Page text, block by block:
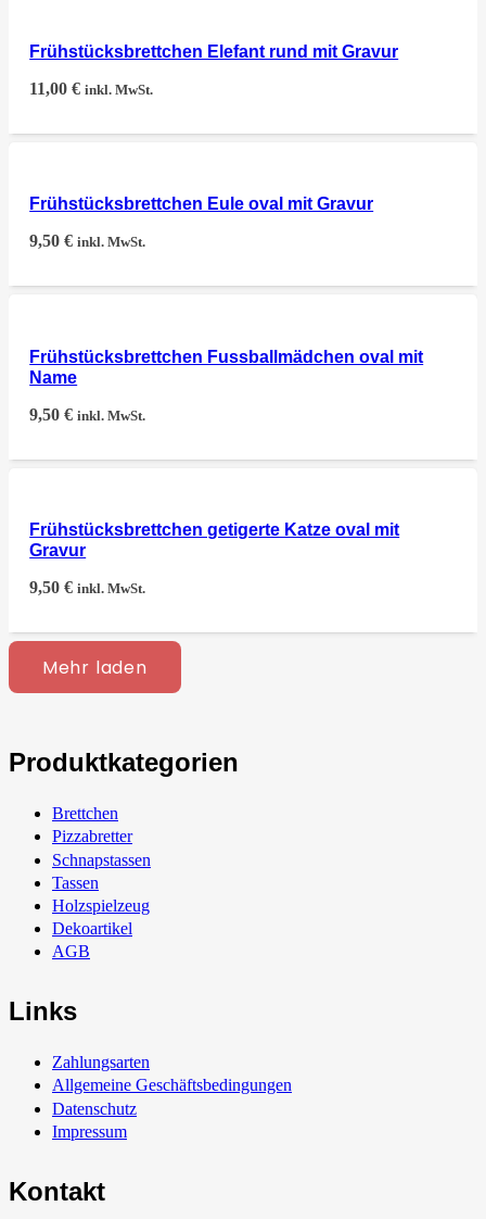
Frühstücksbrettchen Elefant rund mit Gravur
11,00€ inkl. MwSt.
Frühstücksbrettchen Eule oval mit Gravur
9,50€ inkl. MwSt.
Frühstücksbrettchen Fussballmädchen oval mit
Name
9,50€ inkl. MwSt.
Frühstücksbrettchen getigerte Katze oval mit
Gravur
9,50€ inkl. MwSt.
Mehr laden
Produktkategorien
Brettchen
Pizzabretter
Schnapstassen
Tassen
Holzspielzeug
Dekoartikel
AGB
Links
Zahlungsarten
Allgemeine Geschäftsbedingungen
Datenschutz
Impressum
Kontakt